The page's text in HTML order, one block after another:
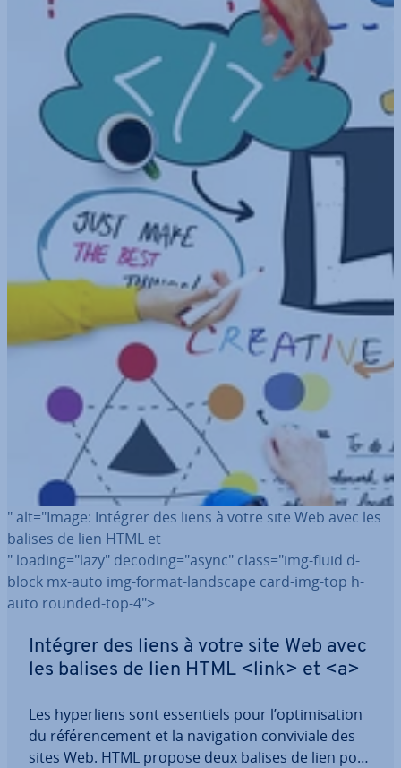
" alt="Image: Intégrer des liens à votre site Web avec les
balises de lien HTML et
" loading="lazy" decoding="async" class="img-fluid d-
block mx-auto img-format-landscape card-img-top h-
auto rounded-top-4">
Intégrer des liens à votre site Web avec
les balises de lien HTML <link> et <a>
Les hy­per­liens sont es­sen­tiels pour l’op­ti­mi­sa­tion
du ré­fé­ren­ce­ment et la na­vi­ga­tion con­vi­viale des
sites Web. HTML propose deux balises de lien pour